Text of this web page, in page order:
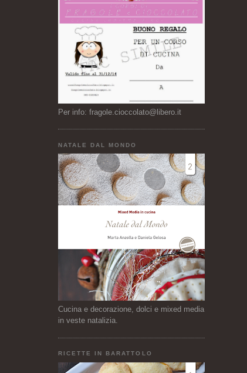
Per info: fragole.cioccolato@libero.it
NATALE DAL MONDO
Cucina e decorazione, dolci e mixed media
in veste natalizia.
RICETTE IN BARATTOLO